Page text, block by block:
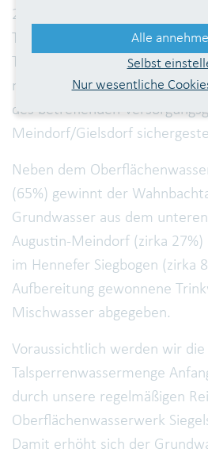
2021/2022 eine andere
Trinkwassers im Verhältnis von
Talsperrenwasseranteilen zu
muss außer Betrieb
des betreffenden
Meindorf/Gielsdorf
Neben dem
(65%) gewinnt der
Grundwasser aus dem
Augustin-Meindorf (zirka 27%)
im Hennefer Siegbogen (zirka
Aufbereitung gewonnene
Mischwasser abgegeben.
Voraussichtlich werden wir die
Talsperrenwassermenge
durch unsere regelmäßigen
Oberflächenwasserwerk
Damit erhöht sich der
Alle
Selbst
Nur wesentliche